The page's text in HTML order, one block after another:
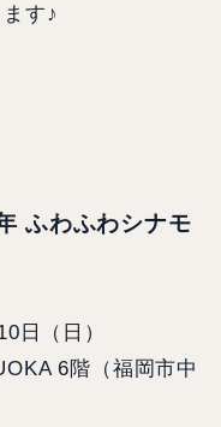
す♪
ふわふわシナモ
日（日）
6階（福岡市中